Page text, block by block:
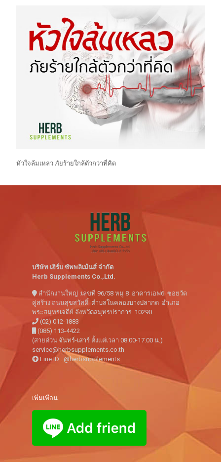
หัวใจล้มเหลว ภัยร้ายใกล้ตัวกว่าที่คิด
บริษัท เฮิร์บ ซัพพลิเม้นส์ จำกัด
Herb Supplements Co.,Ltd.
สำนักงานใหญ่ :เลขที่ 96/58 หมู่ 8 อาคารเอฟ6 ซอยวัด
คู่สร้าง ถนนสุขสวัสดิ์ ตำบลในคลองบางปลากด อำเภอ
พระสมุทรเจดีย์ จังหวัดสมุทรปราการ 10290
(02) 012-1883
(085) 113-4422
(สายด่วน จันทร์-เสาร์ ตั้งแต่เวลา 08.00-17.00 น.)
service@herbsupplements.co.th
Line ID : @herbsupplements
เพิ่มเพื่อน